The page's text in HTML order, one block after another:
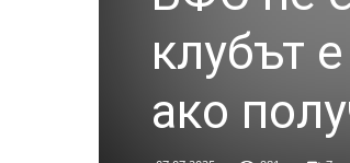
клубът
ако